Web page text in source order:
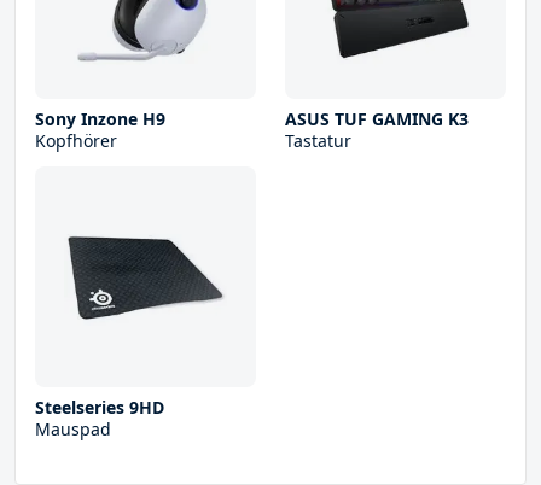
Sony Inzone H9
Kopfhörer
ASUS TUF GAMING K3
Tastatur
Steelseries 9HD
Mauspad